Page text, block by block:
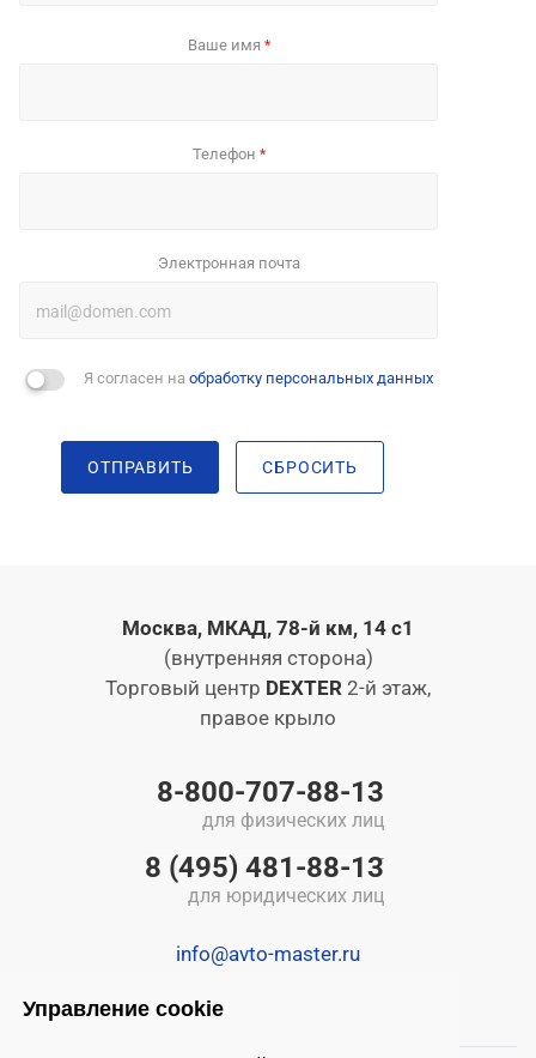
Управление cookie
Ваше имя *
Телефон *
Электронная почта
Я согласен на обработку персональных данных
ОТПРАВИТЬ СБРОСИТЬ
Москва, МКАД, 78-й км, 14 с1
(внутренняя сторона)
Торговый центр DEXTER 2-й этаж,
правое крыло
8-800-707-88-13
для физических лиц
8 (495) 481-88-13
для юридических лиц
info@avto-master.ru